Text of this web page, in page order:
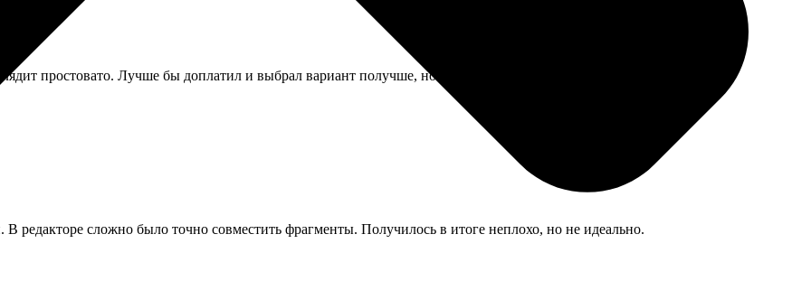
простовато. Лучше бы доплатил и выбрал вариант получше, но это уже моя ошибка.
В редакторе сложно было точно совместить фрагменты. Получилось в итоге неплохо, но не идеально.